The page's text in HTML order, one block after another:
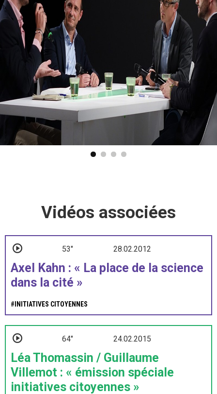
Vidéos associées
53" 28.02.2012
Axel Kahn : « La place de la science
dans la cité »
# INITIATIVES CITOYENNES
64" 24.02.2015
Léa Thomassin / Guillaume
Villemot : « émission spéciale
initiatives citoyennes »